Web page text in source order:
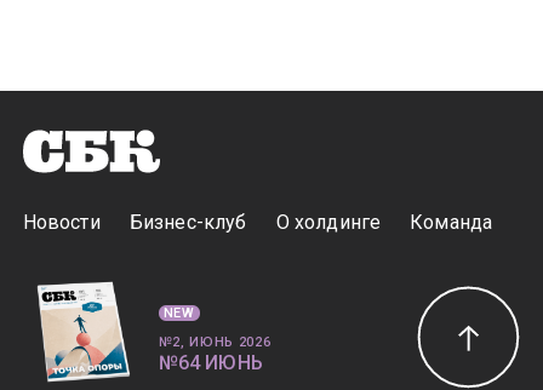
Новости Бизнес-клуб О холдинге Команда
NEW
№2, ИЮНЬ 2026
№64 ИЮНЬ